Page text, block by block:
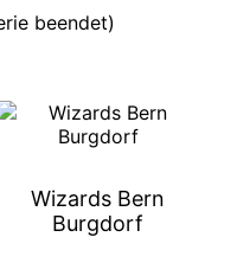
beendet)
Wizards Bern
Burgdorf